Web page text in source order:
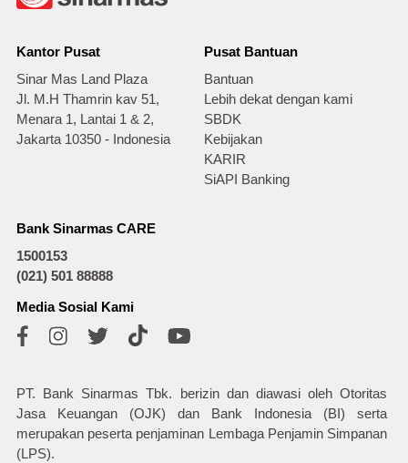
Kantor Pusat
Sinar Mas Land Plaza
Jl. M.H Thamrin kav 51,
Menara 1, Lantai 1 & 2,
Jakarta 10350 - Indonesia
Pusat Bantuan
Bantuan
Lebih dekat dengan kami
SBDK
Kebijakan
KARIR
SiAPI Banking
Bank Sinarmas CARE
1500153
(021) 501 88888
Media Sosial Kami
PT. Bank Sinarmas Tbk. berizin dan diawasi oleh Otoritas
Jasa Keuangan (OJK) dan Bank Indonesia (BI) serta
merupakan peserta penjaminan Lembaga Penjamin Simpanan
(LPS).